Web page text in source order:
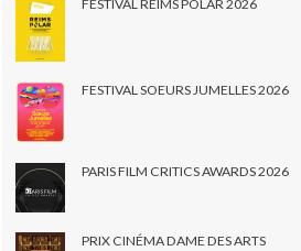
FESTIVAL REIMS POLAR 2026
FESTIVAL SOEURS JUMELLES 2026
PARIS FILM CRITICS AWARDS 2026
PRIX CINÉMA DAME DES ARTS